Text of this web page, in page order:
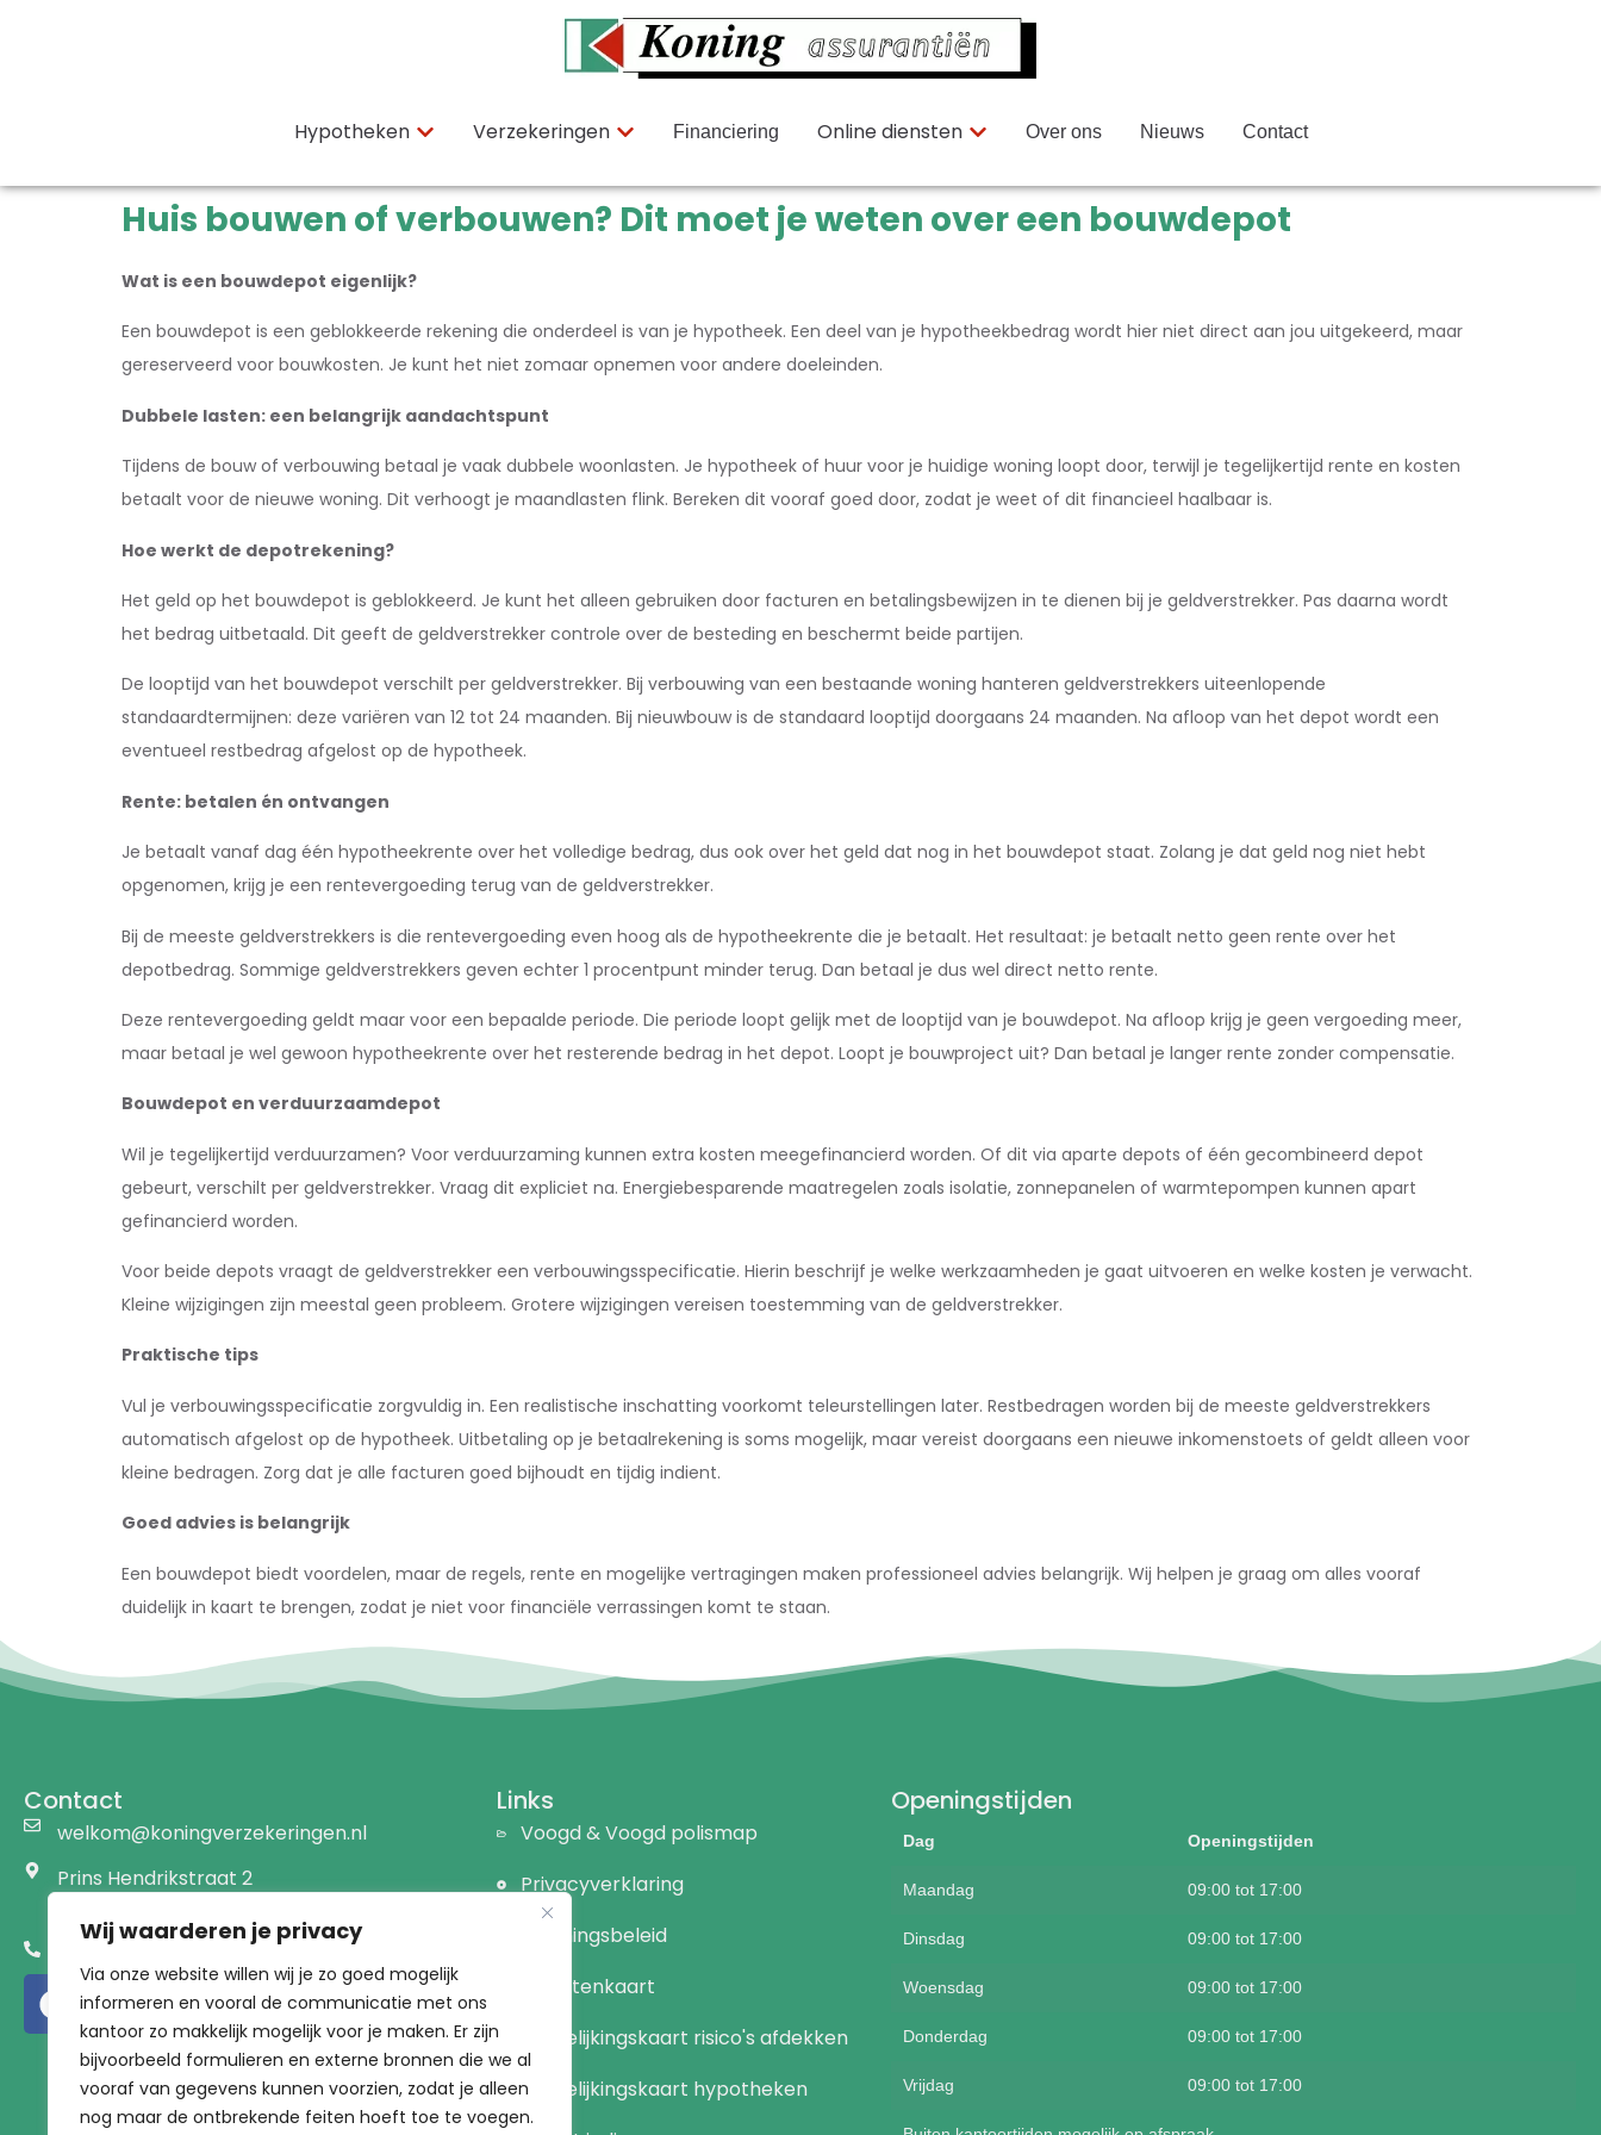
Wij waarderen je privacy
Via onze website willen wij je zo goed mogelijk
informeren en vooral de communicatie met ons
kantoor zo makkelijk mogelijk voor je maken. Er zijn
bijvoorbeeld formulieren en externe bronnen die we al
vooraf van gegevens kunnen voorzien, zodat je alleen
nog maar de ontbrekende feiten hoeft toe te voegen.
Hypotheken Verzekeringen Financiering Online diensten Over ons Nieuws Contact
Huis bouwen of verbouwen? Dit moet je weten over een bouwdepot
Wat is een bouwdepot eigenlijk?
Een bouwdepot is een geblokkeerde rekening die onderdeel is van je hypotheek. Een deel van je hypotheekbedrag wordt hier niet direct aan jou uitgekeerd, maar
gereserveerd voor bouwkosten. Je kunt het niet zomaar opnemen voor andere doeleinden.
Dubbele lasten: een belangrijk aandachtspunt
Tijdens de bouw of verbouwing betaal je vaak dubbele woonlasten. Je hypotheek of huur voor je huidige woning loopt door, terwijl je tegelijkertijd rente en kosten
betaalt voor de nieuwe woning. Dit verhoogt je maandlasten flink. Bereken dit vooraf goed door, zodat je weet of dit financieel haalbaar is.
Hoe werkt de depotrekening?
Het geld op het bouwdepot is geblokkeerd. Je kunt het alleen gebruiken door facturen en betalingsbewijzen in te dienen bij je geldverstrekker. Pas daarna wordt
het bedrag uitbetaald. Dit geeft de geldverstrekker controle over de besteding en beschermt beide partijen.
De looptijd van het bouwdepot verschilt per geldverstrekker. Bij verbouwing van een bestaande woning hanteren geldverstrekkers uiteenlopende
standaardtermijnen: deze variëren van 12 tot 24 maanden. Bij nieuwbouw is de standaard looptijd doorgaans 24 maanden. Na afloop van het depot wordt een
eventueel restbedrag afgelost op de hypotheek.
Rente: betalen én ontvangen
Je betaalt vanaf dag één hypotheekrente over het volledige bedrag, dus ook over het geld dat nog in het bouwdepot staat. Zolang je dat geld nog niet hebt
opgenomen, krijg je een rentevergoeding terug van de geldverstrekker.
Bij de meeste geldverstrekkers is die rentevergoeding even hoog als de hypotheekrente die je betaalt. Het resultaat: je betaalt netto geen rente over het
depotbedrag. Sommige geldverstrekkers geven echter 1 procentpunt minder terug. Dan betaal je dus wel direct netto rente.
Deze rentevergoeding geldt maar voor een bepaalde periode. Die periode loopt gelijk met de looptijd van je bouwdepot. Na afloop krijg je geen vergoeding meer,
maar betaal je wel gewoon hypotheekrente over het resterende bedrag in het depot. Loopt je bouwproject uit? Dan betaal je langer rente zonder compensatie.
Bouwdepot en verduurzaamdepot
Wil je tegelijkertijd verduurzamen? Voor verduurzaming kunnen extra kosten meegefinancierd worden. Of dit via aparte depots of één gecombineerd depot
gebeurt, verschilt per geldverstrekker. Vraag dit expliciet na. Energiebesparende maatregelen zoals isolatie, zonnepanelen of warmtepompen kunnen apart
gefinancierd worden.
Voor beide depots vraagt de geldverstrekker een verbouwingsspecificatie. Hierin beschrijf je welke werkzaamheden je gaat uitvoeren en welke kosten je verwacht.
Kleine wijzigingen zijn meestal geen probleem. Grotere wijzigingen vereisen toestemming van de geldverstrekker.
Praktische tips
Vul je verbouwingsspecificatie zorgvuldig in. Een realistische inschatting voorkomt teleurstellingen later. Restbedragen worden bij de meeste geldverstrekkers
automatisch afgelost op de hypotheek. Uitbetaling op je betaalrekening is soms mogelijk, maar vereist doorgaans een nieuwe inkomenstoets of geldt alleen voor
kleine bedragen. Zorg dat je alle facturen goed bijhoudt en tijdig indient.
Goed advies is belangrijk
Een bouwdepot biedt voordelen, maar de regels, rente en mogelijke vertragingen maken professioneel advies belangrijk. Wij helpen je graag om alles vooraf
duidelijk in kaart te brengen, zodat je niet voor financiële verrassingen komt te staan.
Contact
welkom@koningverzekeringen.nl
Prins Hendrikstraat 2
Links
Voogd & Voogd polismap
Privacyverklaring
Beloningsbeleid
Dienstenkaart
Vergelijkingskaart risico's afdekken
Vergelijkingskaart hypotheken
Openingstijden
Dag Openingstijden
Maandag 09:00 tot 17:00
Dinsdag 09:00 tot 17:00
Woensdag 09:00 tot 17:00
Donderdag 09:00 tot 17:00
Vrijdag 09:00 tot 17:00